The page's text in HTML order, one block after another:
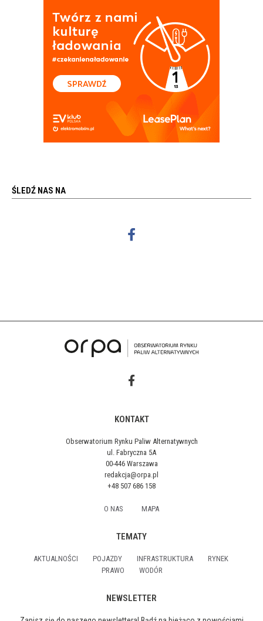
ŚLEDŹ NAS NA
KONTAKT
Obserwatorium Rynku Paliw Alternatywnych
ul. Fabryczna 5A
00-446 Warszawa
redakcja@orpa.pl
+48 507 686 158
O NAS MAPA
TEMATY
AKTUALNOŚCI POJAZDY INFRASTRUKTURA
RYNEK
PRAWO
WODÓR
NEWSLETTER